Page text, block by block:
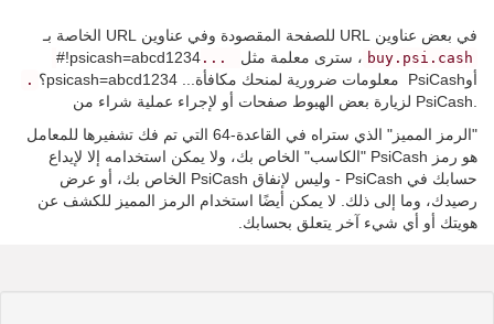
في بعض عناوين URL للصفحة المقصودة وفي عناوين URL الخاصة بـ
buy.psi.cash ، سترى معلمة مثل ...‎
#!psicash=abcd1234
أو
‪.
لزيارة بعض الهبوط صفحات أو لإجراء عملية شراء من ‎PsiCash.
"الرمز المميز" الذي ستراه في القاعدة-64 التي تم فك تشفيرها للمعامل
هو رمز PsiCash "الكاسب" الخاص بك، ولا يمكن استخدامه إلا لإيداع
حسابك في PsiCash - وليس لإنفاق PsiCash الخاص بك، أو عرض
رصيدك، وما إلى ذلك. لا يمكن أيضًا استخدام الرمز المميز للكشف عن
هويتك أو أي شيء آخر يتعلق بحسابك.